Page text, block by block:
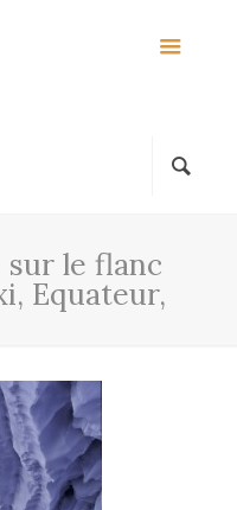
sur le flanc
Equateur,